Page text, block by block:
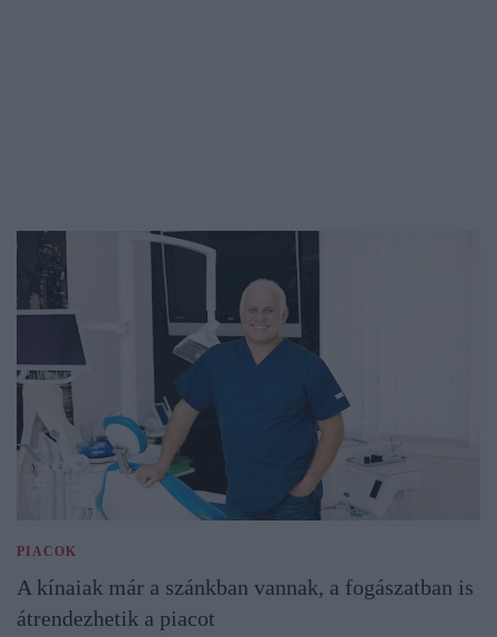
PIACOK
A kínaiak már a szánkban vannak, a fogászatban is
átrendezhetik a piacot